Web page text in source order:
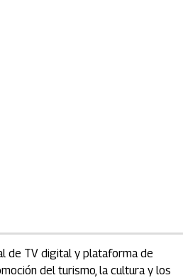
de TV digital y plataforma de
del turismo, la cultura y los